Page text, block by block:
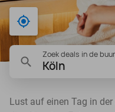
Bij mij in de buurt
Zoek deals in de
Köln
Lust auf einen Tag in